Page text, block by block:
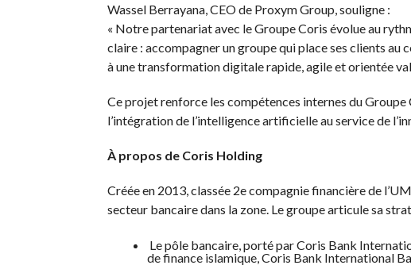
Wassel Berrayana, CEO de Proxym Group, souligne :
« Notre partenariat avec le Groupe Coris évolue au
claire : accompagner un groupe qui place ses clients
à une transformation digitale rapide, agile et orientée
Ce projet renforce les compétences internes du
l’intégration de l’intelligence artificielle au service de
À propos de Coris Holding
Créée en 2013, classée 2e compagnie financière de
secteur bancaire dans la zone. Le groupe articule sa
Le pôle bancaire, porté par Coris Bank
de finance islamique, Coris Bank International